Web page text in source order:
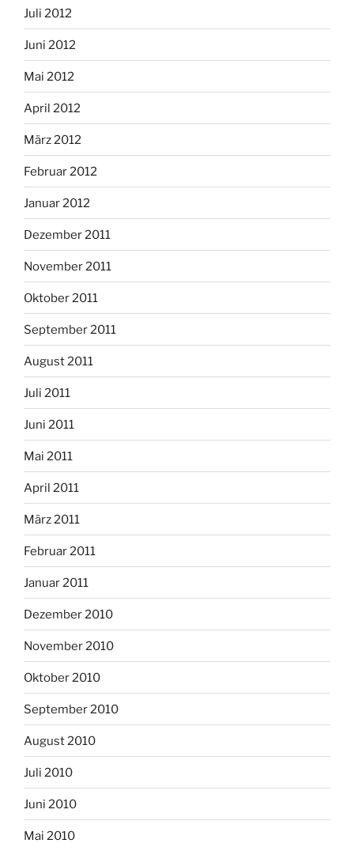
Juli 2012
Juni 2012
Mai 2012
April 2012
März 2012
Februar 2012
Januar 2012
Dezember 2011
November 2011
Oktober 2011
September 2011
August 2011
Juli 2011
Juni 2011
Mai 2011
April 2011
März 2011
Februar 2011
Januar 2011
Dezember 2010
November 2010
Oktober 2010
September 2010
August 2010
Juli 2010
Juni 2010
Mai 2010